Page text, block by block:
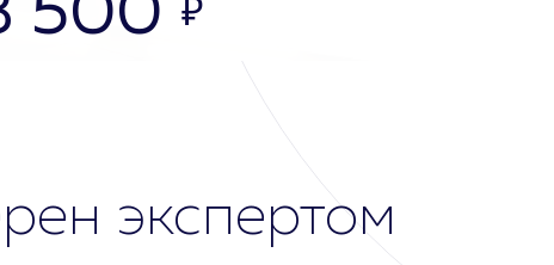
500 ₽
экспертом